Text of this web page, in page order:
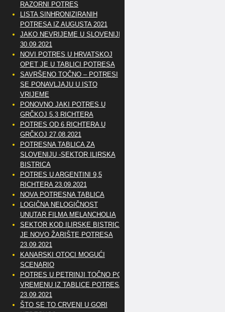
RAZORNI POTRES
LISTA SINHRONIZIRANIH
POTRESA IZ AUGUSTA 2021
JAKO NEVRIJEME U SLOVENIJI
30.09.2021
NOVI POTRES U HRVATSKOJ
OPET JE U TABLICI POTRESA
SAVRŠENO TOČNO – POTRESI
SE PONAVLJAJU U ISTO
VRIJEME
PONOVNO JAKI POTRES U
GRČKOJ 5.3 RICHTERA
POTRES OD 6 RICHTERA U
GRČKOJ 27.08.2021
POTRESNA TABLICA ZA
SLOVENIJU -SEKTOR ILIRSKA
BISTRICA
POTRES U ARGENTINI 9,5
RICHTERA 23.09.2021
NOVA POTRESNA TABLICA
LOGIČNA NELOGIČNOST
UNUTAR FILMA MELANCHOLIA
SEKTOR KOD ILIRSKE BISTRICE
JE NOVO ŽARIŠTE POTRESA
23.09.2021
KANARSKI OTOCI MOGUĆI
SCENARIO
POTRES U PETRINJI TOČNO PO
VREMENU IZ TABLICE POTRESA
23.09.2021
ŠTO SE TO CRVENI U GORI